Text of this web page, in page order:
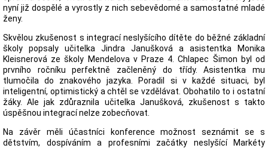
nyní již dospělé a vyrostly z nich sebevědomé a samostatné mladé
ženy.
Skvělou zkušenost s integrací neslyšícího dítěte do běžné základní
školy popsaly učitelka Jindra Janušková a asistentka Monika
Kleisnerová ze školy Mendelova v Praze 4. Chlapec Šimon byl od
prvního ročníku perfektně začleněný do třídy. Asistentka mu
tlumočila do znakového jazyka. Poradil si v každé situaci, byl
inteligentní, optimistický a chtěl se vzdělávat. Obohatilo to i ostatní
žáky. Ale jak zdůraznila učitelka Janušková, zkušenost s takto
úspěšnou integrací nelze zobecňovat.
Na závěr měli účastníci konference možnost seznámit se s
dětstvím, dospíváním a profesními začátky neslyšící Markéty